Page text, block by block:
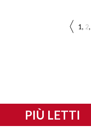
1 2
PIÙ LETTI